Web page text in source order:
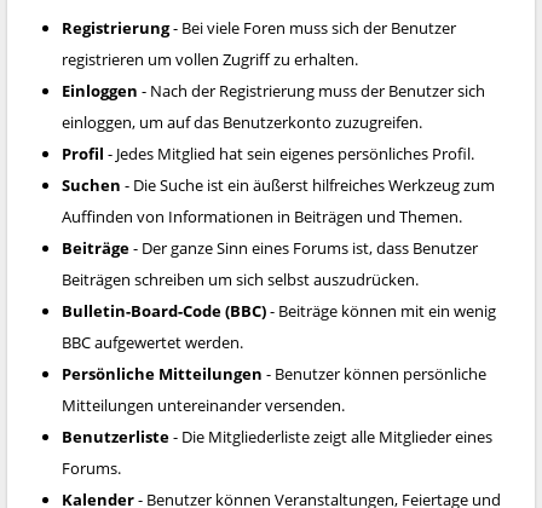
Registrierung- Bei viele Foren muss sich der Benutzer
registrieren um vollen Zugriff zu erhalten.
Einloggen - Nach der Registrierung muss der Benutzer sich
einloggen, um auf das Benutzerkonto zuzugreifen.
Profil - Jedes Mitglied hat sein eigenes persönliches Profil.
Suchen - Die Suche ist ein äußerst hilfreiches Werkzeug zum
Auffinden von Informationen in Beiträgen und Themen.
Beiträge- Der ganze Sinn eines Forums ist, dass Benutzer
Beiträgen schreiben um sich selbst auszudrücken.
Bulletin-Board-Code (BBC)- Beiträge können mit ein wenig
BBC aufgewertet werden.
Persönliche Mitteilungen - Benutzer können persönliche
Mitteilungen untereinander versenden.
Benutzerliste- Die Mitgliederliste zeigt alle Mitglieder eines
Forums.
Kalender- Benutzer können Veranstaltungen, Feiertage und